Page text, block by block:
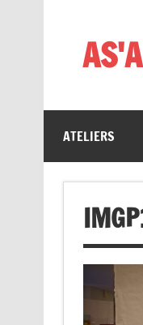
ATELIERS